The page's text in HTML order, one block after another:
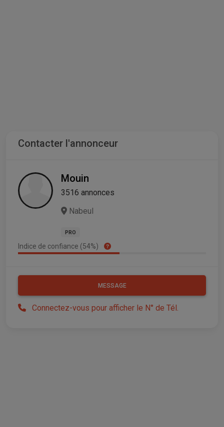
Contacter l'annonceur
Mouin
3516 annonces
Nabeul
PRO
Indice de confiance (54%)
MESSAGE
Connectez-vous pour afficher le N° de Tél.